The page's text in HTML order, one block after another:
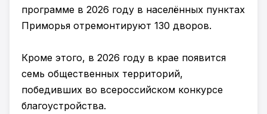
программе в 2026 году в населённых пунктах
Приморья отремонтируют 130 дворов.
Кроме этого, в 2026 году в крае появится
семь общественных территорий,
победивших во всероссийском конкурсе
благоустройства.